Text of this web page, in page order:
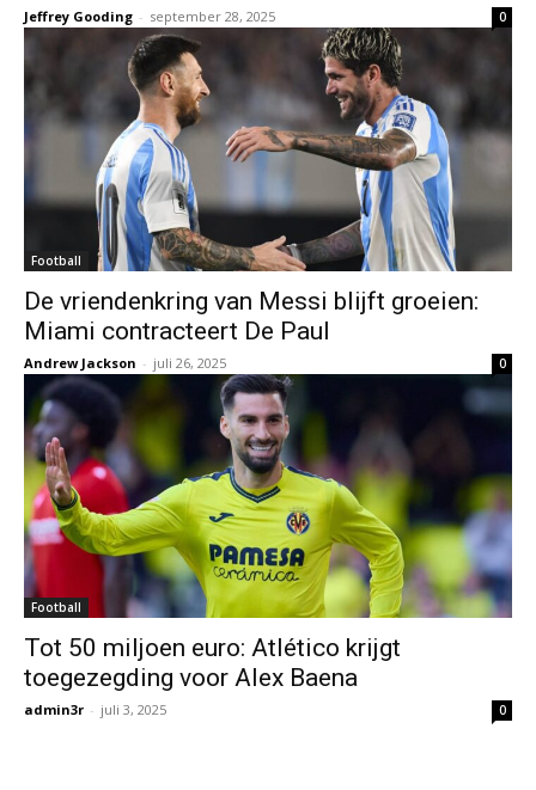
Jeffrey Gooding - september 28, 2025 0
Football
De vriendenkring van Messi blijft groeien:
Miami contracteert De Paul
Andrew Jackson - juli 26, 2025 0
Football
Tot 50 miljoen euro: Atlético krijgt
toegezegding voor Alex Baena
admin3r - juli 3, 2025 0